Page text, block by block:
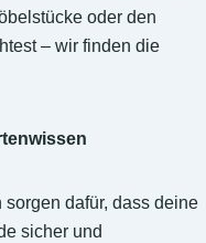
oder den
– wir finden die
dafür, dass deine
sicher und